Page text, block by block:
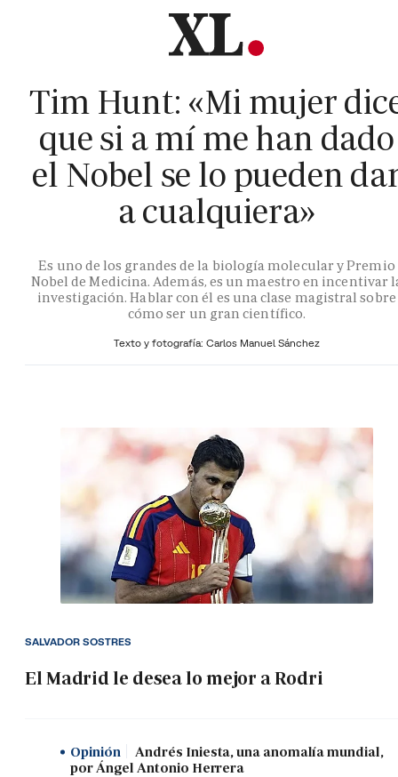
Tim Hunt: «Mi mujer
que si a mí me han dado
el Nobel se lo pueden
a cualquiera»
Es uno de los grandes de la biología molecular y Premio
Nobel de Medicina. Además, es un maestro en incentivar
investigación. Hablar con él es una clase magistral sobre
cómo ser un gran científico.
Texto y fotografía: Carlos Manuel Sánchez
El Madrid le desea lo mejor a Rodri
SALVADOR SOSTRES
Opinión
Andrés Iniesta, una anomalía mundial,
por Ángel Antonio Herrera